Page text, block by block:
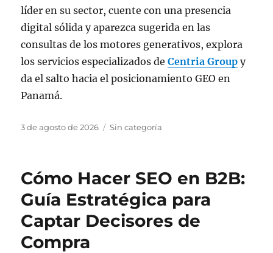
líder en su sector, cuente con una presencia
digital sólida y aparezca sugerida en las
consultas de los motores generativos, explora
los servicios especializados deCentria Group y
da el salto hacia el posicionamiento GEO en
Panamá.
Publicado
3 de agosto de 2026 Categorías
Sin categoría
Cómo Hacer SEO en B2B:
Guía Estratégica para
Captar Decisores de
Compra